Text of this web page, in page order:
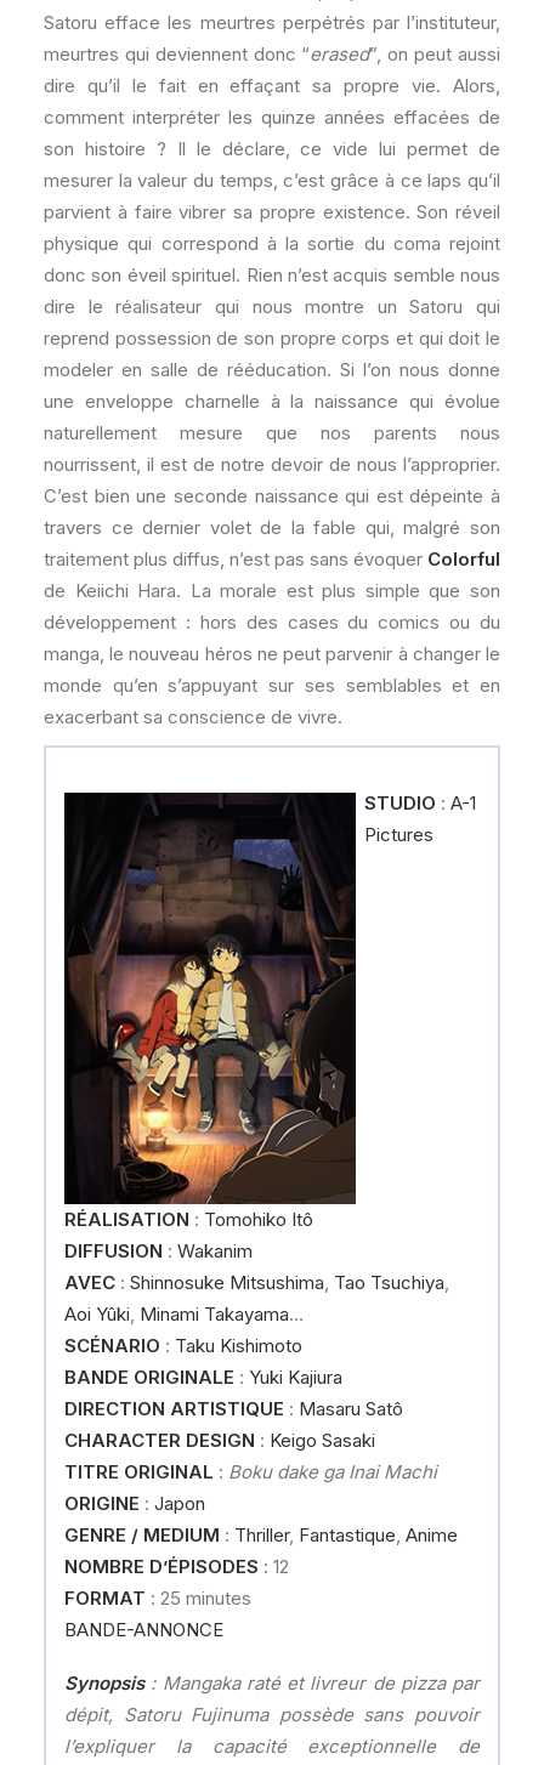
Satoru efface les meurtres perpétrés par l’instituteur,
meurtres qui deviennent donc “erased”, on peut aussi
dire qu’il le fait en effaçant sa propre vie. Alors,
comment interpréter les quinze années effacées de
son histoire ? Il le déclare, ce vide lui permet de
mesurer la valeur du temps, c’est grâce à ce laps qu’il
parvient à faire vibrer sa propre existence. Son réveil
physique qui correspond à la sortie du coma rejoint
donc son éveil spirituel. Rien n’est acquis semble nous
dire le réalisateur qui nous montre un Satoru qui
reprend possession de son propre corps et qui doit le
modeler en salle de rééducation. Si l’on nous donne
une enveloppe charnelle à la naissance qui évolue
naturellement mesure que nos parents nous
nourrissent, il est de notre devoir de nous l’approprier.
C’est bien une seconde naissance qui est dépeinte à
travers ce dernier volet de la fable qui, malgré son
traitement plus diffus, n’est pas sans évoquer Colorful
de Keiichi Hara. La morale est plus simple que son
développement : hors des cases du comics ou du
manga, le nouveau héros ne peut parvenir à changer le
monde qu’en s’appuyant sur ses semblables et en
exacerbant sa conscience de vivre.
STUDIO : A-1
Pictures
RÉALISATION : Tomohiko Itô
DIFFUSION : Wakanim
AVEC : Shinnosuke Mitsushima, Tao Tsuchiya,
Aoi Yûki, Minami Takayama…
SCÉNARIO : Taku Kishimoto
BANDE ORIGINALE : Yuki Kajiura
DIRECTION ARTISTIQUE : Masaru Satô
CHARACTER DESIGN : Keigo Sasaki
TITRE ORIGINAL : Boku dake ga Inai Machi
ORIGINE : Japon
GENRE / MEDIUM : Thriller, Fantastique, Anime
NOMBRE D’ÉPISODES : 12
FORMAT : 25 minutes
BANDE-ANNONCE
Synopsis: Mangaka raté et livreur de pizza par
dépit, Satoru Fujinuma possède sans pouvoir
l’expliquer la capacité exceptionnelle de